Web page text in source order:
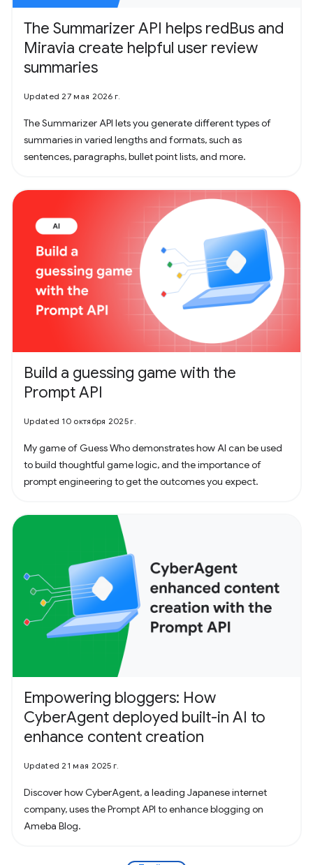
The Summarizer API helps redBus and
Miravia create helpful user review
summaries
Updated 27 мая 2026 г.
The Summarizer API lets you generate different types of
summaries in varied lengths and formats, such as
sentences, paragraphs, bullet point lists, and more.
Build a guessing game with the
Prompt API
Updated 10 октября 2025 г.
My game of Guess Who demonstrates how AI can be used
to build thoughtful game logic, and the importance of
prompt engineering to get the outcomes you expect.
Empowering bloggers: How
CyberAgent deployed built-in AI to
enhance content creation
Updated 21 мая 2025 г.
Discover how CyberAgent, a leading Japanese internet
company, uses the Prompt API to enhance blogging on
Ameba Blog.